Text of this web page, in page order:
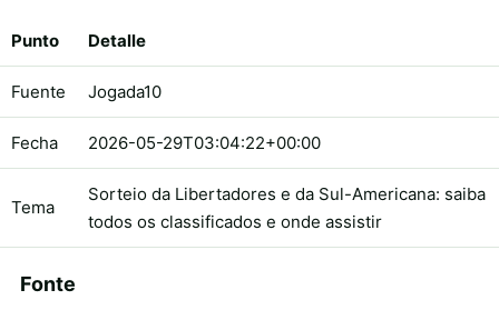
Punto Detalle
Fuente Jogada10
Fecha 2026-05-29T03:04:22+00:00
Tema
Sorteio da Libertadores e da Sul-Americana: saiba
todos os classificados e onde assistir
Fonte